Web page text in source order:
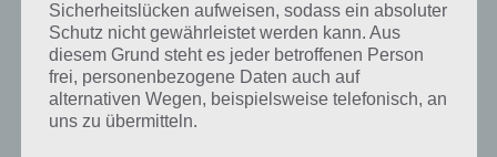
Auf WhatsApp teilen Teilen auf Facebook
Tweet auf Twitter
Sicherheitslücken aufweisen, sodass ein absoluter
Schutz nicht gewährleistet werden kann. Aus
diesem Grund steht es jeder betroffenen Person
frei, personenbezogene Daten auch auf
alternativen Wegen, beispielsweise telefonisch, an
uns zu übermitteln.